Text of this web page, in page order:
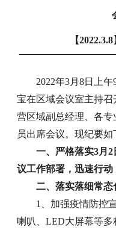
【
2022年3月8日上
宝在区域会议室主持
营区域副总经理、各专
员出席会议。现纪要如
一、严格落实3月
议工作部署，迅速行动
二、落实落细常
1、加强疫情防控
喇叭、LED大屏幕等